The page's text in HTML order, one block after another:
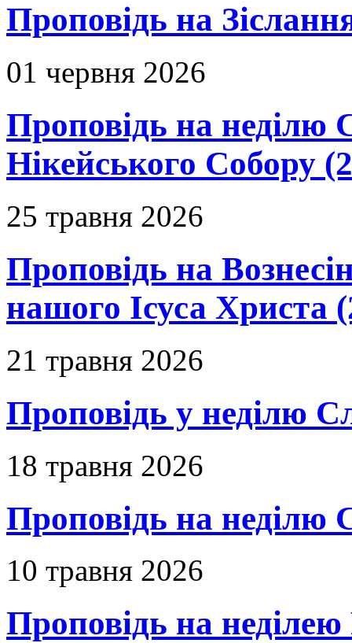
Проповідь на
01 червня 2026
Проповідь на неділю
Нікейського Собору
25 травня 2026
Проповідь на
нашого Ісуса Христа
21 травня 2026
Проповідь у неділю
18 травня 2026
Проповідь на неділю
10 травня 2026
Проповідь на неділею